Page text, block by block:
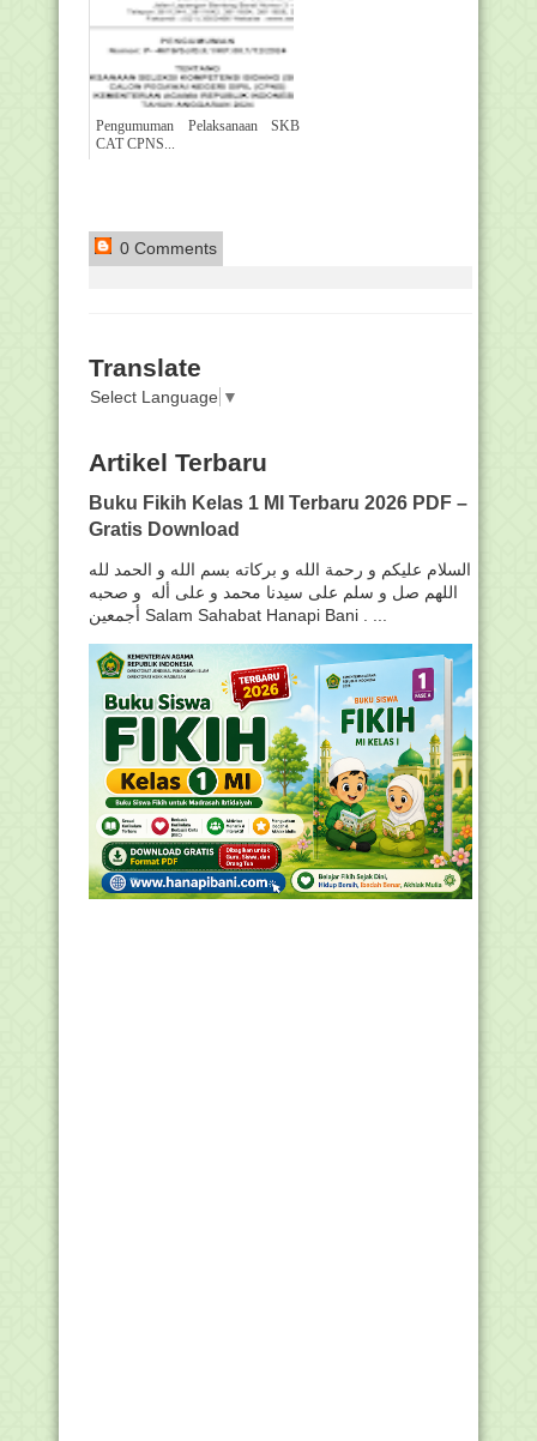
Pengumuman Pelaksanaan SKB
CAT CPNS...
0 Comments
Translate
Select Language ▼
Artikel Terbaru
Buku Fikih Kelas 1 MI Terbaru 2026 PDF –
Gratis Download
السلام عليكم و رحمة الله و بركاته بسم الله و الحمد لله
اللهم صل و سلم على سيدنا محمد و على أله و صحبه
أجمعين Salam Sahabat Hanapi Bani . ...